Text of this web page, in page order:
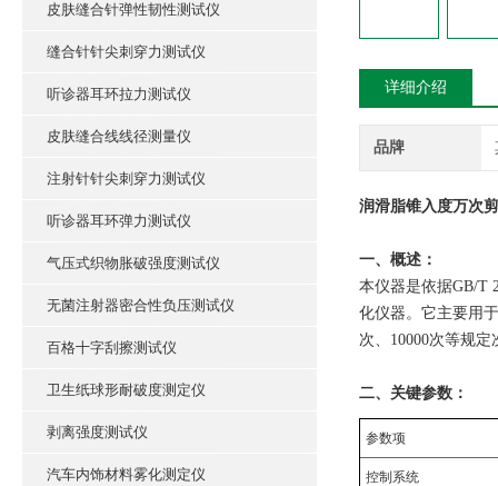
皮肤缝合针弹性韧性测试仪
缝合针针尖刺穿力测试仪
听诊器耳环拉力测试仪
皮肤缝合线线径测量仪
注射针针尖刺穿力测试仪
听诊器耳环弹力测试仪
气压式织物胀破强度测试仪
无菌注射器密合性负压测试仪
百格十字刮擦测试仪
卫生纸球形耐破度测定仪
剥离强度测试仪
汽车内饰材料雾化测定仪
详细介绍
品牌
润滑脂锥入度万次
‌一、概述：
本仪器是依据GB/T
化仪器。它主要用
次、10000次等规
二、关键参数‌：
参数项
控制系统